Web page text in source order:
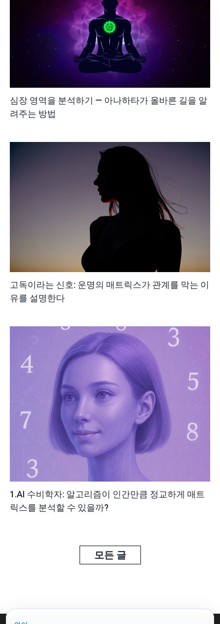
심장 영역을 분석하기 — 아나하타가 올바른 길을 알
려주는 방법
고독이라는 신호: 운명의 매트릭스가 관계를 막는 이
유를 설명한다
1.AI 수비학자: 알고리즘이 인간만큼 정교하게 매트
릭스를 분석할 수 있을까?
모든 글